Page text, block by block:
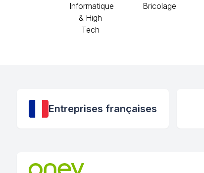
Informatique
& High
Tech
Bricolage
Entreprises françaises